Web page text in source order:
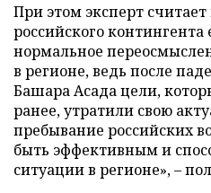
При этом эксперт
российского
нормальное
в регионе, ведь после
Башара Асада цели,
ранее, утратили свою
пребывание российских
быть эффективным и
ситуации в регионе», –